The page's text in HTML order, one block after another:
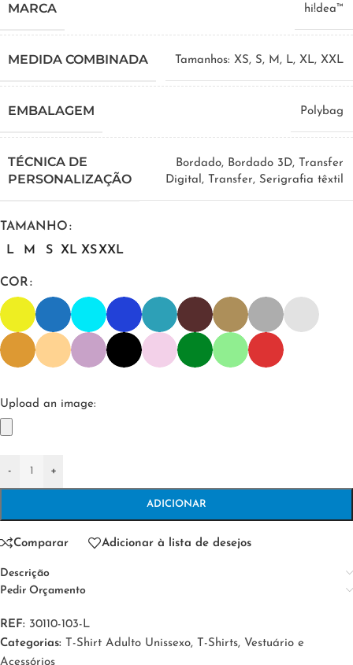
MARCA hi!dea™
MEDIDA COMBINADA Tamanhos: XS, S, M, L, XL, XXL
EMBALAGEM Polybag
TÉCNICA DE
PERSONALIZAÇÃO
Bordado, Bordado 3D, Transfer
Digital, Transfer, Serigrafia têxtil
TAMANHO
L
M S XL XSXXL
COR
Upload an image:
- +
ADICIONAR
Comparar Adicionar à lista de desejos
Descrição
Pedir Orçamento
REF: 30110-103-L
Categorias: T-Shirt Adulto Unissexo, T-Shirts, Vestuário e
Acessórios